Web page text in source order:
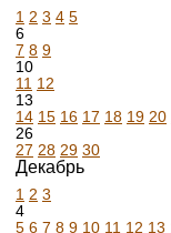
1 2 3 4 5
6
7 8 9
10
11 12
13
14 15 16 17 18 19 20
26
27 28 29 30
Декабрь
1 2 3
4
5 6 7 8 9 10 11 12 13